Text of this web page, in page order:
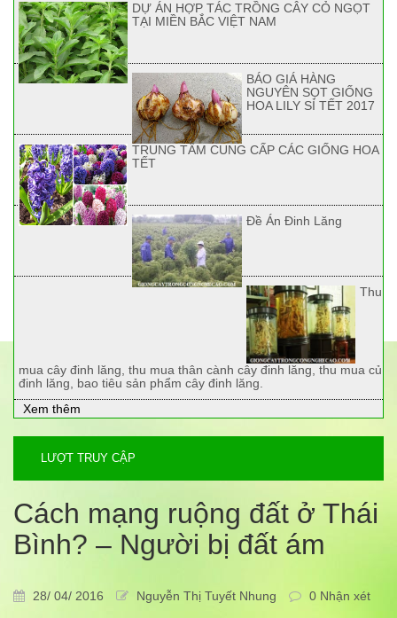
DỰ ÁN HỢP TÁC TRỒNG CÂY CỎ NGỌT
TẠI MIỀN BẮC VIỆT NAM
BÁO GIÁ HÀNG
NGUYÊN SỌT GIỐNG
HOA LILY SỈ TẾT 2017
TRUNG TÂM CUNG CẤP CÁC GIỐNG HOA
TẾT
Đề Án Đinh Lăng
Thu
mua cây đinh lăng, thu mua thân cành cây đinh lăng, thu mua củ
đinh lăng, bao tiêu sản phẩm cây đinh lăng.
Xem thêm
LƯỢT TRUY CẬP
Cách mạng ruộng đất ở Thái
Bình? – Người bị đất ám
28/ 04/ 2016 Nguyễn Thị Tuyết Nhung 0 Nhận xét